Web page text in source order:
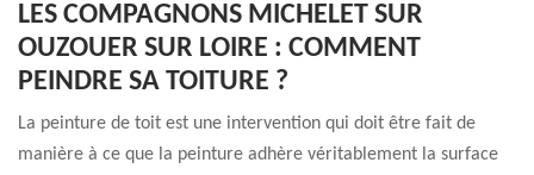
LES COMPAGNONS MICHELET SUR
OUZOUER SUR LOIRE : COMMENT
PEINDRE SA TOITURE ?
La peinture de toit est une intervention qui doit être fait de
manière à ce que la peinture adhère véritablement la surface